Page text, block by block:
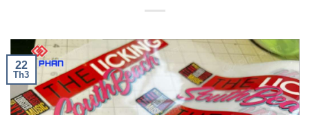
22
Th3